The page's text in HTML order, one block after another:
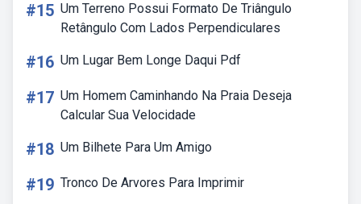
#15 Um Terreno Possui Formato De Triângulo
Retângulo Com Lados Perpendiculares
#16 Um Lugar Bem Longe Daqui Pdf
#17 Um Homem Caminhando Na Praia Deseja
Calcular Sua Velocidade
#18 Um Bilhete Para Um Amigo
#19 Tronco De Arvores Para Imprimir